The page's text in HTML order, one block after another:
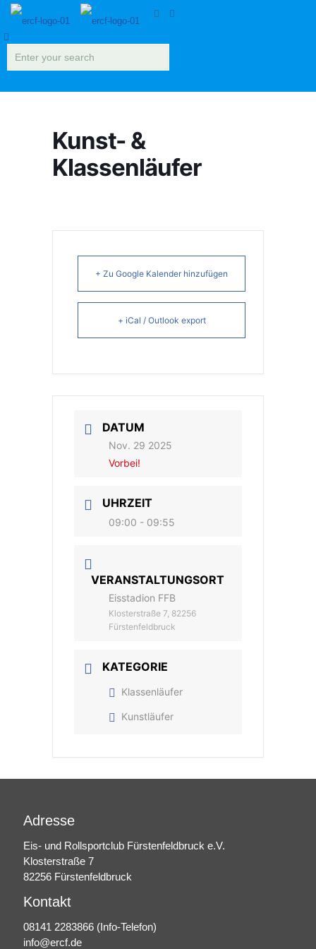
Kunst- &
Klassenläufer
+ Zu Google Kalender hinzufügen
+ iCal / Outlook export
DATUM
Nov. 29 2025
Vorbei!
UHRZEIT
09:00 - 09:55
VERANSTALTUNGSORT
Eisstadion FFB
Klosterstraße 7, 82256
Fürstenfeldbruck
KATEGORIE
Klassenläufer
Kunstläufer
Adresse
Eis- und Rollsportclub Fürstenfeldbruck e.V.
Klosterstraße 7
82256 Fürstenfeldbruck
Kontakt
08141 2283866 (Info-Telefon)
info@ercf.de